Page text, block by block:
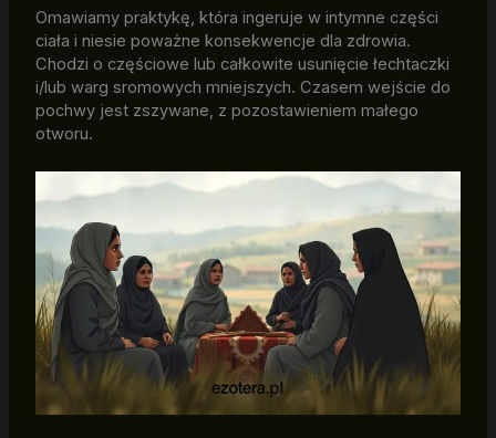
Omawiamy praktykę, która ingeruje w intymne części
ciała i niesie poważne konsekwencje dla zdrowia.
Chodzi o częściowe lub całkowite usunięcie łechtaczki
i/lub warg sromowych mniejszych. Czasem wejście do
pochwy jest zszywane, z pozostawieniem małego
otworu.